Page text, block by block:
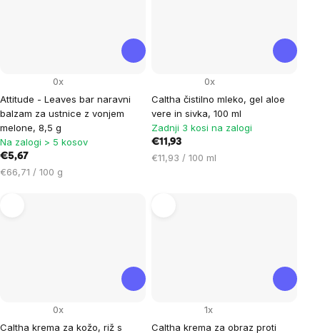
Attitude - Leaves bar naravni
balzam za ustnice z vonjem
melone, 8,5 g
0x
Na zalogi > 5 kosov
€5,67
Cena
€66,71 / 100 g
Caltha čistilno mleko, gel aloe
vere in sivka, 100 ml
0x
Zadnji 3 kosi na zalogi
€11,93
Cena
€11,93 / 100 ml
Caltha krema za kožo, riž s
0x
Caltha krema za obraz proti
1x